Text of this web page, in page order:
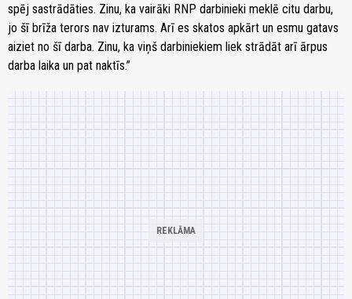
spēj sastrādāties. Zinu, ka vairāki RNP darbinieki meklē citu darbu,
jo šī brīža terors nav izturams. Arī es skatos apkārt un esmu gatavs
aiziet no šī darba. Zinu, ka viņš darbiniekiem liek strādāt arī ārpus
darba laika un pat naktīs.”